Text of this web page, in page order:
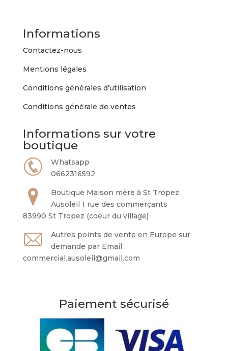
Informations
Contactez-nous
Mentions légales
Conditions générales d’utilisation
Conditions générale de ventes
Informations sur votre
boutique
Whatsapp
0662316592
Boutique Maison mère à St Tropez
Ausoleil 1 rue des commerçants
83990 St Tropez (coeur du village)
Autres points de vente en Europe sur
demande par Email :
commercial.ausoleil@gmail.com
Paiement sécurisé